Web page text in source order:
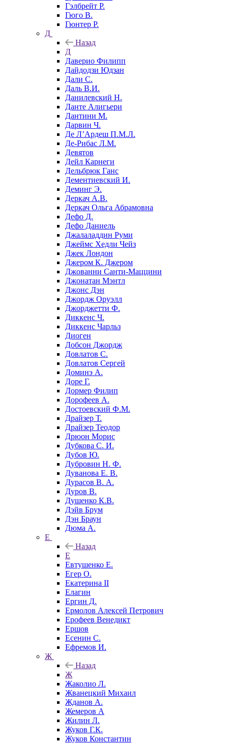
Гэлбрейт Р.
Гюго В.
Гюнтер Р.
Д
Назад
Д
Даверио Филипп
Дайдодзи Юдзан
Дали С.
Даль В.И.
Данилевский Н.
Данте Алигьери
Дантини М.
Дарвин Ч.
Де Л’Ардеш П.М.Л.
Де-Рибас Л.М.
Девятов
Дейл Карнеги
Дельбрюк Ганс
Дементиевский И.
Деминг Э.
Деркач А.В.
Деркач Ольга Абрамовна
Дефо Д.
Дефо Даниель
Джалаладдин Руми
Джеймс Хедли Чейз
Джек Лондон
Джером К. Джером
Джованни Санти-Маццини
Джонатан Мэнтл
Джонс Дэн
Джордж Оруэлл
Джорджетти Ф.
Диккенс Ч.
Диккенс Чарльз
Диоген
Добсон Джордж
Довлатов С.
Довлатов Сергей
Доминэ А.
Доре Г.
Дормер Филип
Дорофеев А.
Достоевский Ф.М.
Драйзер Т.
Драйзер Теодор
Дрюон Морис
Дубкова С. И.
Дубов Ю.
Дубровин Н. Ф.
Дуванова Е. В.
Дурасов В. А.
Дуров В.
Душенко К.В.
Дэйв Брум
Дэн Браун
Дюма А.
Е
Назад
Е
Евтушенко Е.
Егер О.
Екатерина II
Елагин
Ергин Д.
Ермолов Алексей Петрович
Ерофеев Венедикт
Ершов
Есенин С.
Ефремов И.
Ж
Назад
Ж
Жаколио Л.
Жванецкий Михаил
Жданов А.
Жемеров А
Жилин Л.
Жуков Г.К.
Жуков Константин